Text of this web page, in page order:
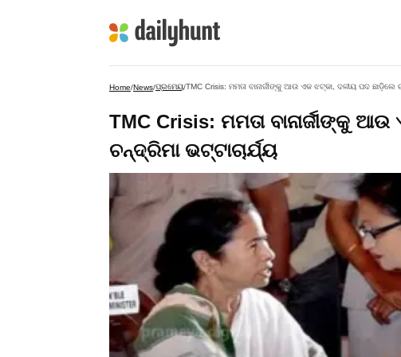
Home/News/ପ୍ରମେୟ/TMC Crisis: ମମତା ବାନାର୍ଜୀଙ୍କୁ ଆଉ ଏକ ଝଟ୍‌କା, ଦଳୀୟ ପଦ ଛାଡ଼ିଲେ
TMC Crisis: ମମତା ବାନାର୍ଜୀଙ୍କୁ
ଚନ୍ଦ୍ରିମା ଭଟ୍ଟାଚାର୍ଯ୍ୟ